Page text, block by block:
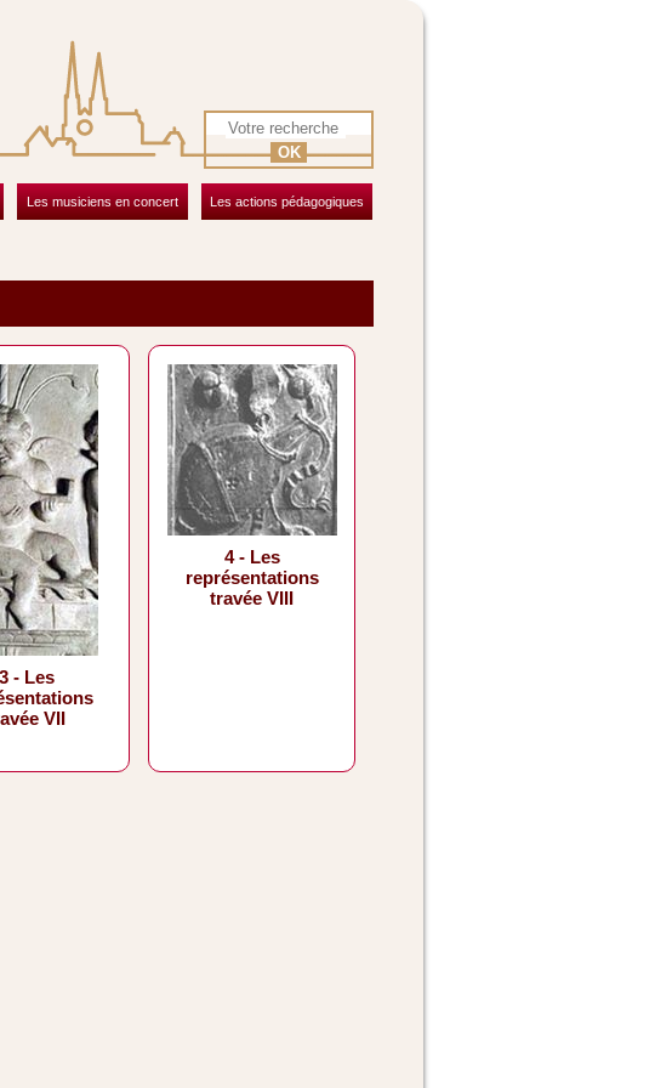
OK
Les musiciens en concert Les actions pédagogiques
3 - Les
VII
4 - Les
représentations
travée VIII